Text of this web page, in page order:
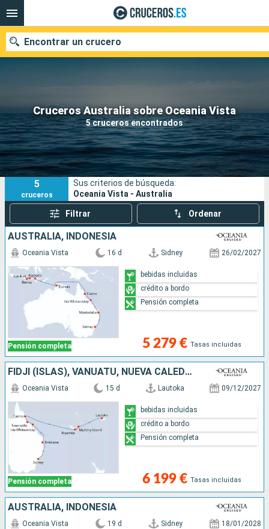
Cruceros Australia sobre Oceania Vista
5 cruceros encontrados
Encontrar un crucero
Nuestros destinos
Fecha de salida
Puertos Compañías
Buscar
5
cruceros
Sus criterios de búsqueda:
Oceania Vista - Australia
Filtrar Ordenar
AUSTRALIA, INDONESIA
Pensión completa
Oceania Vista 16 d Sidney 26/02/2027
5 279 € Tasas incluidas
bebidas incluidas
crédito a bordo
Pensión completa
FIDJI (ISLAS), VANUATU, NUEVA CALEDONIA, AUSTRALIA
Pensión completa
Oceania Vista 15 d Lautoka 09/12/2027
6 199 € Tasas incluidas
bebidas incluidas
crédito a bordo
Pensión completa
AUSTRALIA, INDONESIA
Oceania Vista 19 d Sidney 18/01/2028